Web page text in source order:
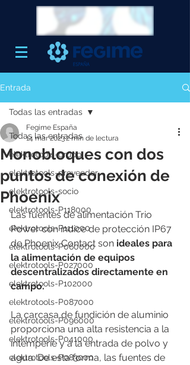
Entrada
Todas las entradas
elektrotools-grupo
elektrotools-proveedor
elektrotools-socio
elektrotools-P118000
elektrotools-P111000
elektrotools-P060000
elektrotools-P027000
elektrotools-P102000
elektrotools-P087000
elektrotools-P096000
elektrotools-P041000
elektrotools-P083000
Todas las entradas
Monobloques con dos
puntos de conexión de
Phoenix
Fegime España
14 mar 20232 min de lectura
Las fuentes de alimentación Trio
Power con índice de protección IP67
de Phoenix Contact son ideales para
la alimentación de equipos
descentralizados directamente en
campo.
La carcasa de fundición de aluminio
proporciona una alta resistencia a la
intemperie y a la entrada de polvo y
agua. De esta forma, las fuentes de